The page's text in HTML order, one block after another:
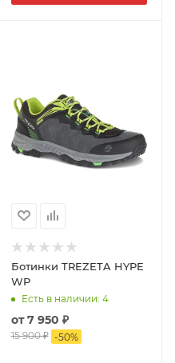
Ботинки TREZETA HYPE
WP
Есть в наличии: 4
от7 950 ₽
15 900 ₽ -50%